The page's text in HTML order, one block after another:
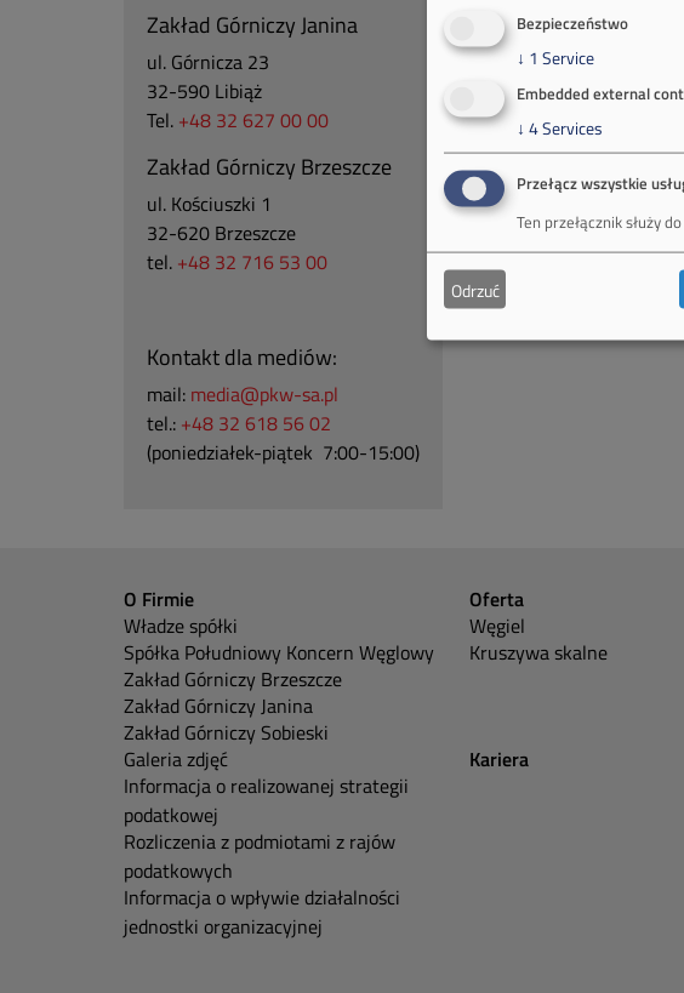
Zakład Górniczy Janina
ul. Górnicza 23
32-590 Libiąż
Tel. +48 32 627 00 00
Zakład Górniczy Brzeszcze
ul. Kościuszki 1
32-620 Brzeszcze
tel. +48 32 716 53 00
Kontakt dla mediów:
mail: media@pkw-sa.pl
tel.: +48 32 618 56 02
(poniedziałek-piątek 7:00-15:00)
O Firmie
Władze spółki
Spółka Południowy Koncern Węglowy
Zakład Górniczy Brzeszcze
Zakład Górniczy Janina
Zakład Górniczy Sobieski
Galeria zdjęć
Informacja o realizowanej strategii
podatkowej
Rozliczenia z podmiotami z rajów
podatkowych
Informacja o wpływie działalności
jednostki organizacyjnej
Oferta
Węgiel
Kruszywa skalne
Kariera
Bezpieczeństwo
↓ 1 Service
Embedded external
↓ 4Services
Przełącz wszystkie
Ten przełącznik służy
Odrzuć